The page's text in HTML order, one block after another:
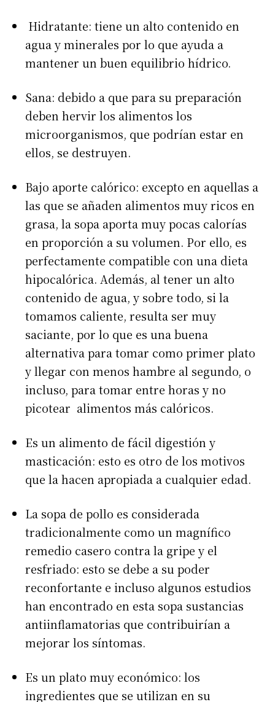
Hidratante: tiene un alto contenido en
agua y minerales por lo que ayuda a
mantener un buen equilibrio hídrico.
Sana: debido a que para su preparación
deben hervir los alimentos los
microorganismos, que podrían estar en
ellos, se destruyen.
Bajo aporte calórico: excepto en aquellas a
las que se añaden alimentos muy ricos en
grasa, la sopa aporta muy pocas calorías
en proporción a su volumen. Por ello, es
perfectamente compatible con una dieta
hipocalórica. Además, al tener un alto
contenido de agua, y sobre todo, si la
tomamos caliente, resulta ser muy
saciante, por lo que es una buena
alternativa para tomar como primer plato
y llegar con menos hambre al segundo, o
incluso, para tomar entre horas y no
picotear alimentos más calóricos.
Es un alimento de fácil digestión y
masticación: esto es otro de los motivos
que la hacen apropiada a cualquier edad.
La sopa de pollo es considerada
tradicionalmente como un magnífico
remedio casero contra la gripe y el
resfriado: esto se debe a su poder
reconfortante e incluso algunos estudios
han encontrado en esta sopa sustancias
antiinflamatorias que contribuirían a
mejorar los síntomas.
Es un plato muy económico: los
ingredientes que se utilizan en su